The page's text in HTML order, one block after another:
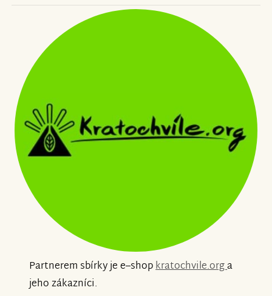
Partnerem sbírky je e–shopkratochvile.orga
jeho zákazníci.